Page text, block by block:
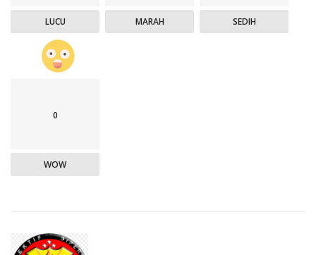
LUCU MARAH SEDIH
0
WOW